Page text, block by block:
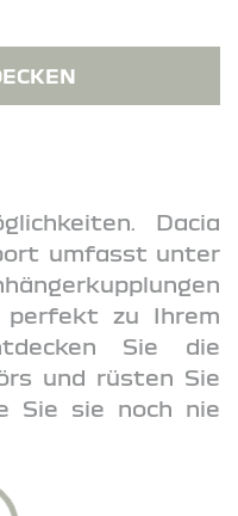
Dacia
umfasst unter
perfekt zu Ihrem
Sie die
und rüsten Sie
Sie sie noch nie